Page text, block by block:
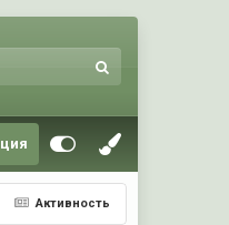
Активность